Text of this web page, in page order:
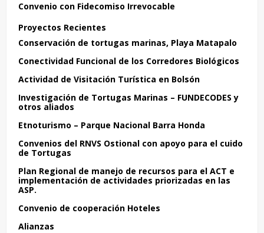
Convenio con Fidecomiso Irrevocable
Proyectos Recientes
Conservación de tortugas marinas, Playa Matapalo
Conectividad Funcional de los Corredores Biológicos
Actividad de Visitación Turística en Bolsón
Investigación de Tortugas Marinas – FUNDECODES y
otros aliados
Etnoturismo – Parque Nacional Barra Honda
Convenios del RNVS Ostional con apoyo para el cuido
de Tortugas
Plan Regional de manejo de recursos para el ACT e
implementación de actividades priorizadas en las
ASP.
Convenio de cooperación Hoteles
Alianzas